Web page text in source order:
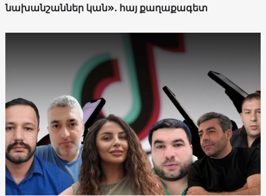
նախանշաններ կան»․ հայ քաղաքագետ